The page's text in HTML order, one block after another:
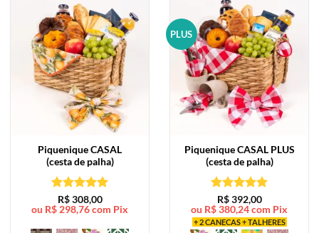
PiqueniqueCASAL
(cesta de palha)
Avaliação5
de 5
R$308,00
ou R$298,76com Pix
PLUS
PiqueniqueCASAL PLUS
(cesta de palha)
Avaliação5
de 5
R$392,00
ou R$380,24com Pix
+ 2 CANECAS + TALHERES